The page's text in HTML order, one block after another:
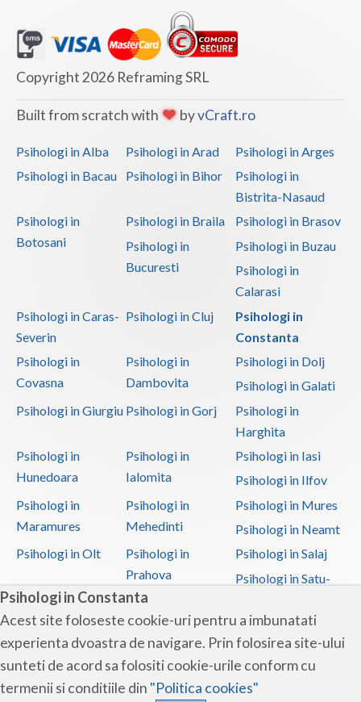
Psihologi in Constanta
Acest site foloseste cookie-uri pentru a imbunatati
experienta dvoastra de navigare. Prin folosirea site-ului
sunteti de acord sa folositi cookie-urile conform cu
termenii si conditiile din "Politica cookies"
Vrancea
Copyright 2026 Reframing SRL
Built from scratch with byvCraft.ro
Psihologi in Alba Psihologi in Arad
Psihologi in Arges
Psihologi in Bacau
Psihologi in Bihor
Psihologi in
Bistrita-Nasaud
Psihologi in
Botosani
Psihologi in Braila
Psihologi in Brasov
Psihologi in
Bucuresti
Psihologi in Buzau
Psihologi in
Calarasi
Psihologi in Caras-
Severin
Psihologi in Cluj
Psihologi in
Constanta
Psihologi in
Covasna
Psihologi in
Dambovita
Psihologi in Dolj
Psihologi in Galati
Psihologi in Giurgiu Psihologi in Gorj
Psihologi in
Harghita
Psihologi in
Hunedoara
Psihologi in
Ialomita
Psihologi in Iasi
Psihologi in Ilfov
Psihologi in
Maramures
Psihologi in
Mehedinti
Psihologi in Mures
Psihologi in Neamt
Psihologi in Olt
Psihologi in
Prahova
Psihologi in Salaj
Psihologi in Satu-
Psihologi in Sibiu
Psihologi in
Suceava
Psihologi in
Teleorman
Psihologi in Timis
Psihologi in Tulcea Psihologi in Valcea
Psihologi in Vaslui
Psihologi in